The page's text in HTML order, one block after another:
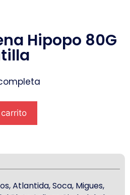
Hipopo 80G
Atlantida, Soca, Migues,